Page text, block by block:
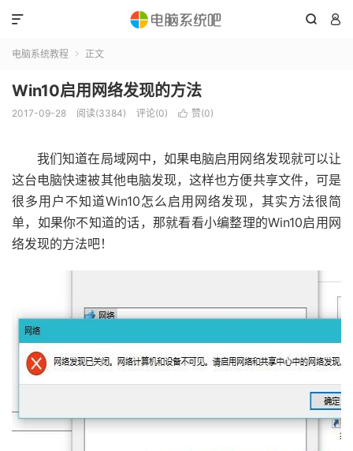
 

电脑系统教程  正文
Win10启用网络发现的方法
2017-09-28 阅读(3384) 评论(0)  赞(0)
我们知道在局域网中，如果电脑启用网络发现就可以让
这台电脑快速被其他电脑发现，这样也方便共享文件，可是
很多用户不知道Win10怎么启用网络发现，其实方法很简
单，如果你不知道的话，那就看看小编整理的Win10启用网
络发现的方法吧！